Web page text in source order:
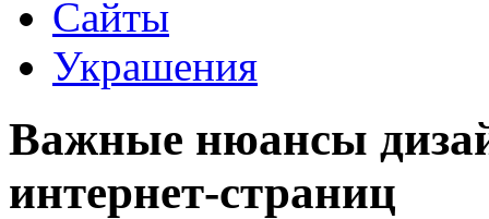
Сайты
Украшения
Важные нюансы
интернет-страниц